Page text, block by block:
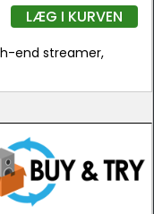
LÆG I KURVEN
end streamer,